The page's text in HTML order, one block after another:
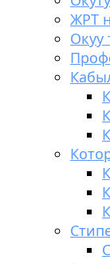
ЖРТ
Окуу